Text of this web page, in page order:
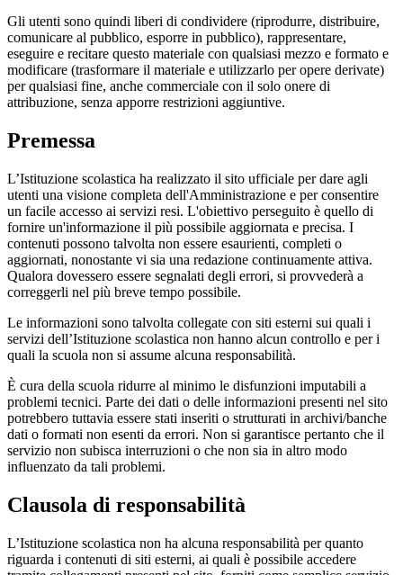
Gli utenti sono quindi liberi di condividere (riprodurre, distribuire,
comunicare al pubblico, esporre in pubblico), rappresentare,
eseguire e recitare questo materiale con qualsiasi mezzo e formato e
modificare (trasformare il materiale e utilizzarlo per opere derivate)
per qualsiasi fine, anche commerciale con il solo onere di
attribuzione, senza apporre restrizioni aggiuntive.
Premessa
L’Istituzione scolastica ha realizzato il sito ufficiale per dare agli
utenti una visione completa dell'Amministrazione e per consentire
un facile accesso ai servizi resi. L'obiettivo perseguito è quello di
fornire un'informazione il più possibile aggiornata e precisa. I
contenuti possono talvolta non essere esaurienti, completi o
aggiornati, nonostante vi sia una redazione continuamente attiva.
Qualora dovessero essere segnalati degli errori, si provvederà a
correggerli nel più breve tempo possibile.
Le informazioni sono talvolta collegate con siti esterni sui quali i
servizi dell’Istituzione scolastica non hanno alcun controllo e per i
quali la scuola non si assume alcuna responsabilità.
È cura della scuola ridurre al minimo le disfunzioni imputabili a
problemi tecnici. Parte dei dati o delle informazioni presenti nel sito
potrebbero tuttavia essere stati inseriti o strutturati in archivi/banche
dati o formati non esenti da errori. Non si garantisce pertanto che il
servizio non subisca interruzioni o che non sia in altro modo
influenzato da tali problemi.
Clausola di responsabilità
L’Istituzione scolastica non ha alcuna responsabilità per quanto
riguarda i contenuti di siti esterni, ai quali è possibile accedere